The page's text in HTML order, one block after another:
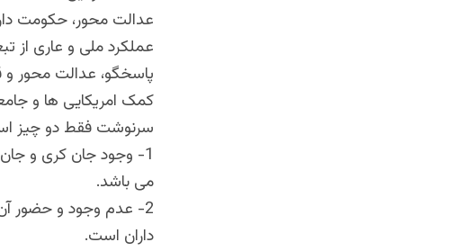
عدالت محور، حکومت
عملکرد ملی و عاری از
پاسخگو، عدالت محور و
کمک امریکایی ها و
سرنوشت فقط دو چیز
1- وجود جان کری و
می باشد.
2- عدم وجود و حضور
داران است.